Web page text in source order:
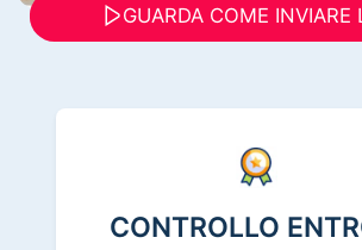
GUARDA COME INVIARE
CONTROLLO